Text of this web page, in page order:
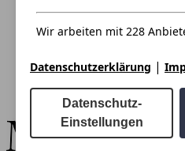
Wir arbeiten mit 228
Datenschutzerklärung |
Datenschutz-
Einstellungen